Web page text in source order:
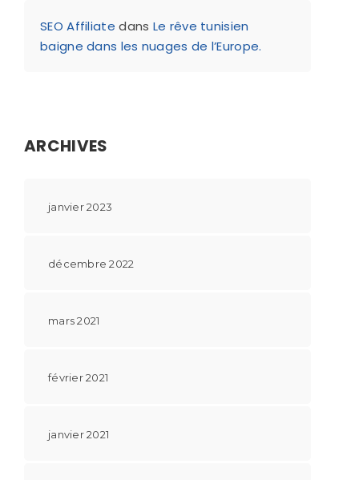
SEO Affiliate dans Le rêve tunisien
baigne dans les nuages de l’Europe.
ARCHIVES
janvier 2023
décembre 2022
mars 2021
février 2021
janvier 2021